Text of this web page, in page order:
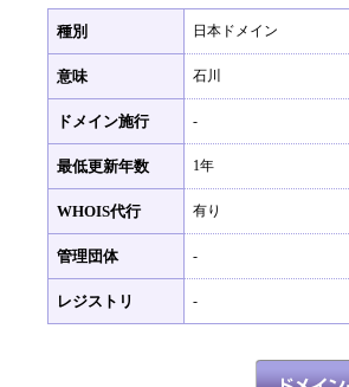
種別 日本ドメイン
意味 石川
ドメイン施行 -
最低更新年数 1年
WHOIS代行 有り
管理団体 -
レジストリ -